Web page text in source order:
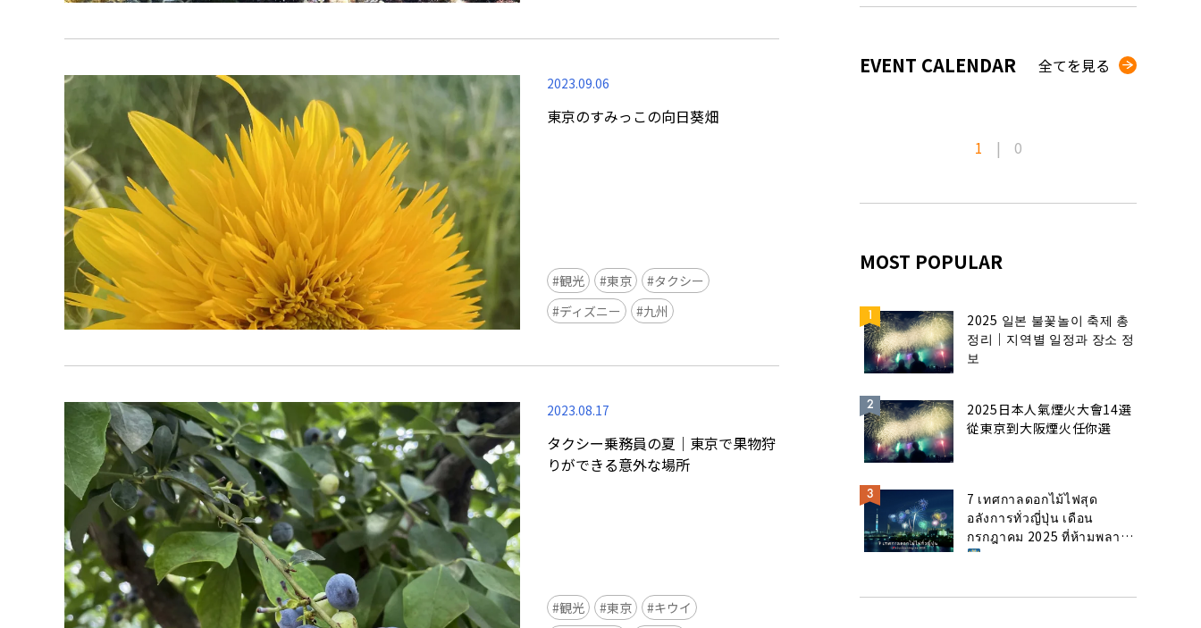
2023.09.06
東京のすみっこの向日葵畑
観光 東京
タクシー
ディズニー
九州
2023.08.17
タクシー乗務員の夏｜東京で果物狩
りができる意外な場所
観光 東京
キウイ
EVENT CALENDAR 全てを見る
1 | 0
MOST POPULAR
2025 일본 불꽃놀이 축제 총
정리｜지역별 일정과 장소 정
보
2025日本人氣煙火大會14選
從東京到大阪煙火任你選
7 เทศกาลดอกไม้ไฟสุด
อลังการทั่วญี่ปุ่น เดือน
กรกฎาคม 2025 ที่ห้ามพลาด!